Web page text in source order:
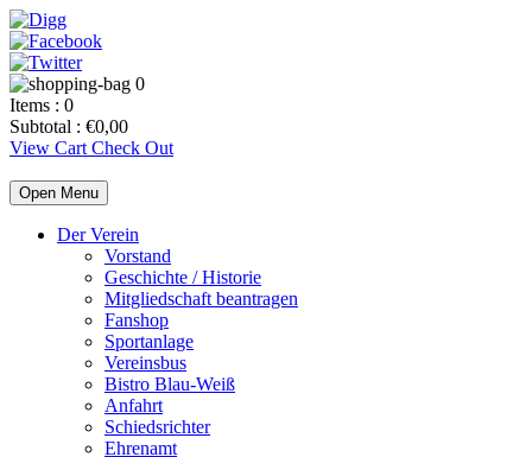
0
Items : 0
Subtotal : €0,00
View Cart Check Out
Open Menu
Der Verein
Vorstand
Geschichte / Historie
Mitgliedschaft beantragen
Fanshop
Sportanlage
Vereinsbus
Bistro Blau-Weiß
Anfahrt
Schiedsrichter
Ehrenamt